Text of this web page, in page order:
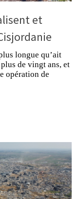
et
longue qu’ait
de vingt ans, et
opération de